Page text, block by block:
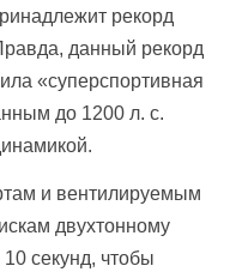
рекорд
данный рекорд
«суперспортивная
до 1200 л. с.
и вентилируемым
двухтонному
секунд, чтобы